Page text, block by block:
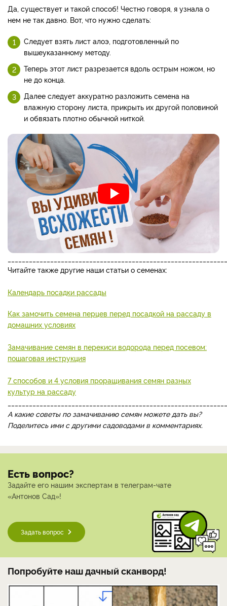
Да, существует и такой способ! Честно говоря, я узнала о
нем не так давно. Вот, что нужно сделать:
Следует взять лист алоэ, подготовленный по
вышеуказанному методу.
Теперь этот лист разрезается вдоль острым ножом, но
не до конца.
Далее следует аккуратно разложить семена на
влажную сторону листа, прикрыть их другой половиной
и обвязать плотно обычной ниткой.
Читайте также другие наши статьи о семенах:
Календарь посадки рассады
Как замочить семена перцев перед посадкой на рассаду в
домашних условиях
Замачивание семян в перекиси водорода перед посевом:
пошаговая инструкция
7 способов и 4 условия проращивания семян разных
культур на рассаду
А какие советы по замачиванию семян можете дать вы?
Поделитесь ими с другими садоводами в комментариях.
Есть вопрос?
Задайте его нашим экспертам в телеграм-чате
«Антонов Сад»!
Задать вопрос
Попробуйте наш дачный сканворд!